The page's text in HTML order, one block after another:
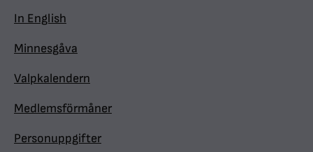
In English
Minnesgåva
Valpkalendern
Medlemsförmåner
Personuppgifter